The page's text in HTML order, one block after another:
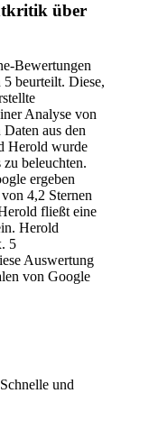
über
Bewertungen
beurteilt. Diese,
Analyse von
aus den
Herold wurde
beleuchten.
ergeben
4,2 Sternen
fließt eine
Herold
5
Auswertung
von Google
und